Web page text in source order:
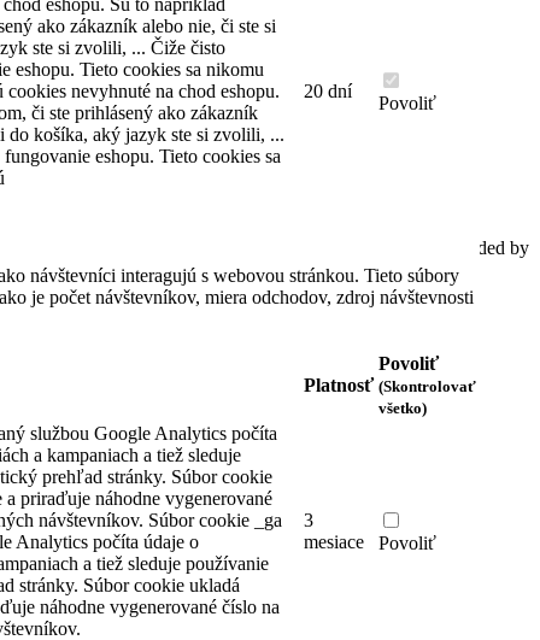
Email: predajna@domhodinmax.sk
Nájdete nás na
Facebook
Youtube
Instagram
© 2020 AutoTel Bratislava spol. s r.o., All rights reserved, Coded by
Cero Design
eshopu. Sú to napríklad
ako zákazník alebo nie, či ste si
ste si zvolili, ... Čiže čisto
eshopu. Tieto cookies sa nikomu
cookies nevyhnuté na chod eshopu.
či ste prihlásený ako zákazník
do košíka, aký jazyk ste si zvolili, ...
eshopu. Tieto cookies sa
20 dní
Povoliť
návštevníci interagujú s webovou stránkou. Tieto súbory
je počet návštevníkov, miera odchodov, zdroj návštevnosti
Platnosť
Povoliť
(Skontrolovať
všetko)
službou Google Analytics počíta
a kampaniach a tiež sleduje
prehľad stránky. Súbor cookie
priraďuje náhodne vygenerované
návštevníkov. Súbor cookie _ga
Analytics počíta údaje o
a tiež sleduje používanie
stránky. Súbor cookie ukladá
náhodne vygenerované číslo na
3
mesiace
Povoliť